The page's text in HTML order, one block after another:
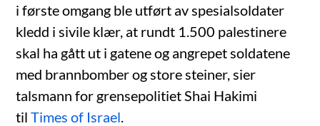
i første omgang ble utført av spesialsoldater
kledd i sivile klær, at rundt 1.500 palestinere
skal ha gått ut i gatene og angrepet soldatene
med brannbomber og store steiner, sier
talsmann for grensepolitiet Shai Hakimi
tilTimes of Israel